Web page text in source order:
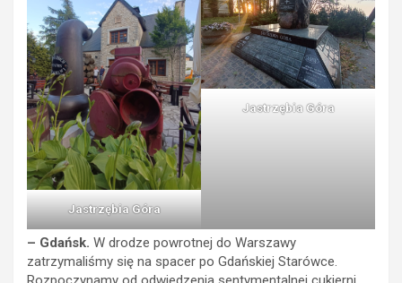
Jastrzębia Góra
Jastrzębia Góra
– Gdańsk. W drodze powrotnej do Warszawy
zatrzymaliśmy się na spacer po Gdańskiej Starówce.